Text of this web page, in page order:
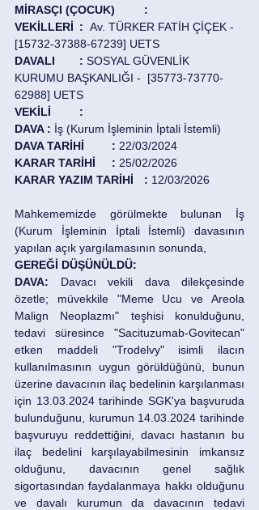
MİRASÇI (ÇOCUK)	:
VEKİLLERİ	: Av. TÜRKER FATİH ÇİÇEK -
[15732-37388-67239] UETS
DAVALI 	: SOSYAL GÜVENLİK
KURUMU BAŞKANLIĞI -  [35773-73770-
62988] UETS
VEKİLİ	:
DAVA	: İş (Kurum İşleminin İptali İstemli)
DAVA TARİHİ	: 22/03/2024
KARAR TARİHİ	: 25/02/2026
KARAR YAZIM TARİHİ  	: 12/03/2026
Mahkememizde görülmekte bulunan İş
(Kurum İşleminin İptali İstemli) davasının
yapılan açık yargılamasının sonunda,
GEREĞİ DÜŞÜNÜLDÜ:
DAVA: Davacı vekili dava dilekçesinde
özetle; müvekkile "Meme Ucu ve Areola
Malign Neoplazmı" teşhisi konulduğunu,
tedavi süresince "Sacituzumab-Govitecan"
etken maddeli "Trodelvy" isimli ilacın
kullanılmasının uygun görüldüğünü, bunun
üzerine davacının ilaç bedelinin karşılanması
için 13.03.2024 tarihinde SGK'ya başvuruda
bulunduğunu, kurumun 14.03.2024 tarihinde
başvuruyu reddettiğini, davacı hastanın bu
ilaç bedelini karşılayabilmesinin imkansız
olduğunu, davacının genel sağlık
sigortasından faydalanmaya hakkı olduğunu
ve davalı kurumun da davacının tedavi